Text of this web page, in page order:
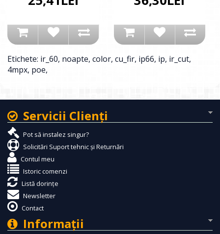
Etichete: ir_60, noapte, color, cu_fir, ip66, ip, ir_cut,
4mpx, poe,
Servicii Clienţi
Pot să instalez singur?
Solicitări Suport tehnic și Returnări
Contul meu
Istoric comenzi
Listă dorințe
Newsletter
Contact
Informaţii